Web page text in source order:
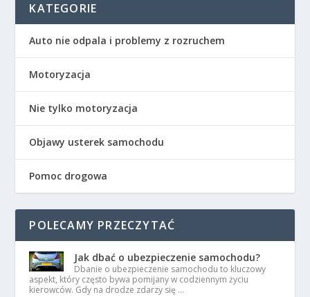
KATEGORIE
Auto nie odpala i problemy z rozruchem
Motoryzacja
Nie tylko motoryzacja
Objawy usterek samochodu
Pomoc drogowa
POLECAMY PRZECZYTAĆ
Jak dbać o ubezpieczenie samochodu?
Dbanie o ubezpieczenie samochodu to kluczowy
aspekt, który często bywa pomijany w codziennym życiu
kierowców. Gdy na drodze zdarzy się …